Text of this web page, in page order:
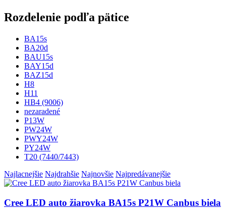
Rozdelenie podľa pätice
BA15s
BA20d
BAU15s
BAY15d
BAZ15d
H8
H11
HB4 (9006)
nezaradené
P13W
PW24W
PWY24W
PY24W
T20 (7440/7443)
Najlacnejšie Najdrahšie Najnovšie Najpredávanejšie
Cree LED auto žiarovka BA15s P21W Canbus biela